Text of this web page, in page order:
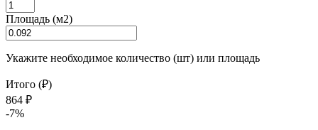
Площадь (м2)
Укажите необходимое количество (шт) или площадь
Итого (₽)
864 ₽
-7%